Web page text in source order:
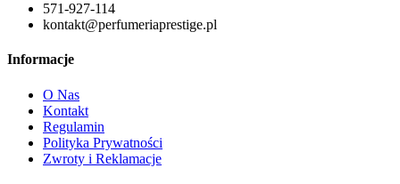
571-927-114
kontakt@perfumeriaprestige.pl
Informacje
O Nas
Kontakt
Regulamin
Polityka Prywatności
Zwroty i Reklamacje